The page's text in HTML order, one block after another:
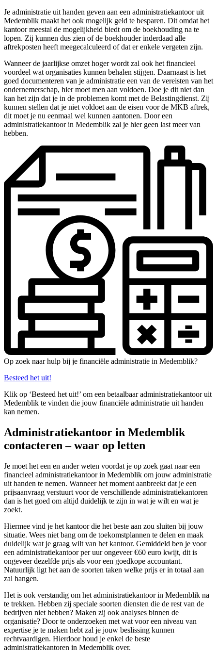
Je administratie uit handen geven aan een administratiekantoor uit
Medemblik maakt het ook mogelijk geld te besparen. Dit omdat het
kantoor meestal de mogelijkheid biedt om de boekhouding na te
lopen. Zij kunnen dus zien of de boekhouder inderdaad alle
aftrekposten heeft meegecalculeerd of dat er enkele vergeten zijn.
Wanneer de jaarlijkse omzet hoger wordt zal ook het financieel
voordeel wat organisaties kunnen behalen stijgen. Daarnaast is het
goed documenteren van je administratie een van de vereisten van het
ondernemerschap, hier moet men aan voldoen. Doe je dit niet dan
kan het zijn dat je in de problemen komt met de Belastingdienst. Zij
kunnen stellen dat je niet voldoet aan de eisen voor de MKB aftrek,
dit moet je nu eenmaal wel kunnen aantonen. Door een
administratiekantoor in Medemblik zal je hier geen last meer van
hebben.
Op zoek naar hulp bij je financiële administratie in Medemblik?
Besteed het uit!
Klik op ‘Besteed het uit!’ om een betaalbaar administratiekantoor uit
Medemblik te vinden die jouw financiële administratie uit handen
kan nemen.
Administratiekantoor in Medemblik
contacteren – waar op letten
Je moet het een en ander weten voordat je op zoek gaat naar een
financieel administratiekantoor in Medemblik om jouw administratie
uit handen te nemen. Wanneer het moment aanbreekt dat je een
prijsaanvraag verstuurt voor de verschillende administratiekantoren
dan is het goed om altijd duidelijk te zijn in wat je wilt en wat je
zoekt.
Hiermee vind je het kantoor die het beste aan zou sluiten bij jouw
situatie. Wees niet bang om de toekomstplannen te delen en maak
duidelijk wat je graag wilt van het kantoor. Gemiddeld ben je voor
een administratiekantoor per uur ongeveer €60 euro kwijt, dit is
ongeveer dezelfde prijs als voor een goedkope accountant.
Natuurlijk ligt het aan de soorten taken welke prijs er in totaal aan
zal hangen.
Het is ook verstandig om het administratiekantoor in Medemblik na
te trekken. Hebben zij speciale soorten diensten die de rest van de
bedrijven niet hebben? Maken zij ook analyses binnen de
organisatie? Door te onderzoeken met wat voor een niveau van
expertise je te maken hebt zal je jouw beslissing kunnen
rechtvaardigen. Hierdoor houd je enkel de beste
administratiekantoren in Medemblik over.